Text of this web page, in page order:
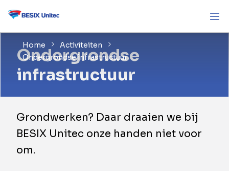
Home
Activiteiten
Ondergrondse infrastructuur
Ondergrondse
infrastructuur
Grondwerken? Daar draaien we bij
BESIX Unitec onze handen niet voor
om.